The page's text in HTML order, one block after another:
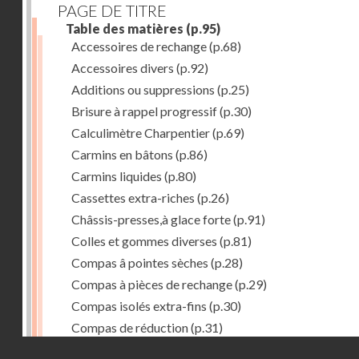
PAGE DE TITRE
Table des matières (p.95)
Accessoires de rechange(p.68)
Accessoires divers (p.92)
Additions ou suppressions (p.25)
Brisure à rappel progressif(p.30)
Calculimètre Charpentier(p.69)
Carmins en bâtons (p.86)
Carmins liquides (p.80)
Cassettes extra-riches (p.26)
Châssis-presses,à glace forte(p.91)
Colles et gommes diverses (p.81)
Compas â pointes sèches (p.28)
Compas à pièces de rechange(p.29)
Compas isolés extra-fins (p.30)
Compas de réduction(p.31)